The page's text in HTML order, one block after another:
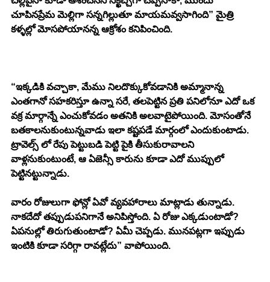
చూపినప్రేమ మెల్లిగా సన్నగిల్లుతూ మాయమవ్వసాగింది” మైత్రి
కళ్ళల్లో మోసపోయానన్న ఆక్రోశం కనిపించింది.
“ఇక్కడికి వచ్చాకా, మేము నిలదొక్కుకోవడానికి అమ్మానాన్న
ఎంతగానో సహకరిస్తూ ఉన్నా సరే, తలపెట్టిన ప్రతి పనిలోనూ ఎదో ఒక
వక్ర మార్గాన్నే ఎంచుకోవడం అతనికి అలవాటైపోయింది. మోసంతోనే
బతకాలనుకుంటున్నవాడు ఇలా కష్టపడే మార్గంలో ఎందుకుంటాడు.
ట్రావెల్స్ లో రేపు పెట్టుబడి పెట్టి పైకి తీసుకురావాలని
వాళ్లనుకుంటుంటే, ఆ ఏజెన్సీ కారును కూడా ఎదో ముప్పులో
పెట్టినట్టున్నాడు.
వారం రోజులుగా ఫోన్లో ఏవో వ్యవహారాలు మాట్లాడు తున్నాడు.
నాకదేదో తప్పుడుపనిగానే అనిపిస్తోంది. ఏ రోజు ఎక్కడుంటాడో?
ఏపనుల్లో తిరుగుతుంటాడో? ఏమీ చెప్పడు. మునపట్లగా ఇప్పుడు
ఇంటికి కూడా సరిగ్గా రావట్లేదు” వాపోయింది.